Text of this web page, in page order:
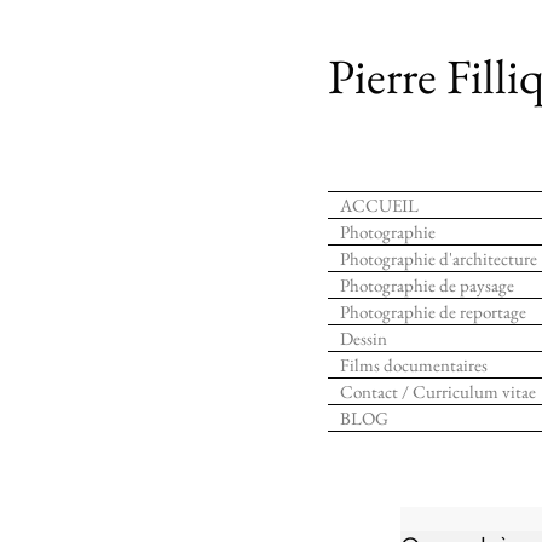
Pierre
ACCUEIL
Photographie
Photographie d'architecture
Photographie de paysage
Photographie de reportage
Dessin
Films documentaires
Contact / Curriculum vitae
BLOG